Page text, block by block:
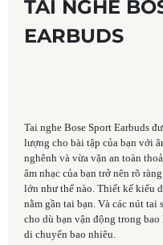
TAI NGHE
EARBUDS
Tai nghe Bose Sport Earbuds
lượng cho bài tập của bạn với
nghênh và vừa vặn an toàn
âm nhạc của bạn trở nên rõ
lớn như thế nào. Thiết kế kiểu
nằm gần tai bạn. Và các nút tai
cho dù bạn vận động trong
di chuyển bao nhiêu.